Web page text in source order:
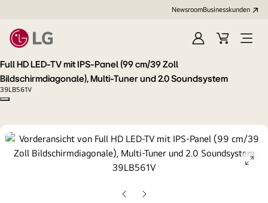
NewsroomBusinesskunden
AnmeldenWarenkorb
Menü
Full HD LED-TV mit IPS-Panel (99 cm/39 Zoll
Bildschirmdiagonale), Multi-Tuner und 2.0 Soundsystem
39LB561V
Copy model name
VorherigeNächste